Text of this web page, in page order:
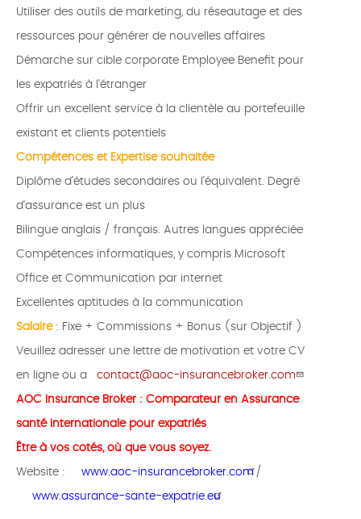
Utiliser des outils de marketing, du réseautage et des
ressources pour générer de nouvelles affaires
Démarche sur cible corporate Employee Benefit pour
les expatriés à l'étranger
Offrir un excellent service à la clientèle au portefeuille
existant et clients potentiels
Compétences et Expertise souhaitée
Diplôme d'études secondaires ou l'équivalent. Degré
d'assurance est un plus
Bilingue anglais / français. Autres langues appréciée
Compétences informatiques, y compris Microsoft
Office et Communication par internet
Excellentes aptitudes à la communication
Salaire: Fixe + Commissions + Bonus (sur Objectif )
Veuillez adresser une lettre de motivation et votre CV
en ligne ou a contact@aoc-insurancebroker.com
AOC Insurance Broker : Comparateur en Assurance
santé internationale pour expatriés
Être à vos cotés, où que vous soyez.
Website : www.aoc-insurancebroker.com/
www.assurance-sante-expatrie.eu